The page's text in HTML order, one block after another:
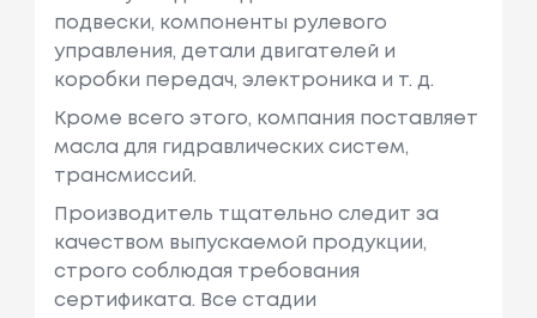
подвески, компоненты рулевого
управления, детали двигателей и
коробки передач, электроника и т. д.
Кроме всего этого, компания поставляет
масла для гидравлических систем,
трансмиссий.
Производитель тщательно следит за
качеством выпускаемой продукции,
строго соблюдая требования
сертификата. Все стадии